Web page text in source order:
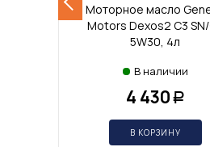
Моторное масло
Motors Dexos2 С3 SN/
5W30, 4л
В наличии
4 430 Р
В КОРЗИНУ